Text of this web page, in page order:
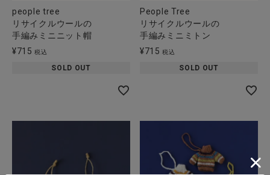
people tree
リサイクルウールの
手編みミニニット帽
¥715 税込
SOLD OUT
People Tree
リサイクルウールの
手編みミニミトン
¥715 税込
SOLD OUT